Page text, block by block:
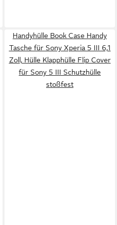
Handyhülle Book Case Handy
Tasche für Sony Xperia 5 III 6,1
Zoll, Hülle Klapphülle Flip Cover
für Sony 5 III Schutzhülle
stoßfest